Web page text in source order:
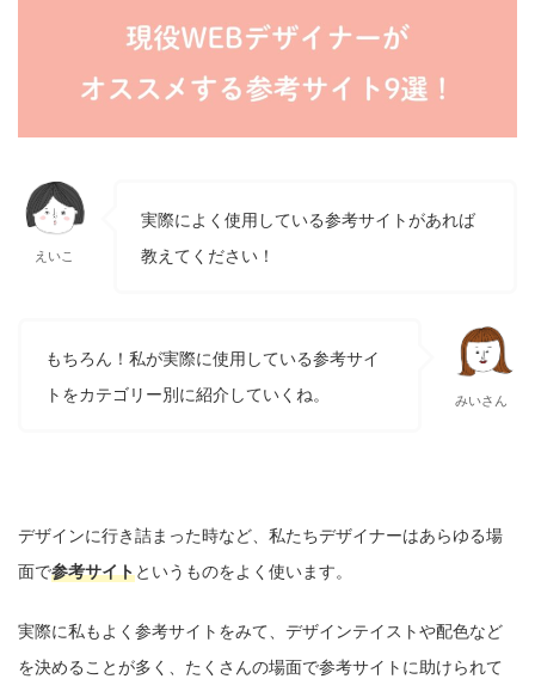
えいこ
実際によく使用している参考サイトがあれば
教えてください！
もちろん！私が実際に使用している参考サイ
トをカテゴリー別に紹介していくね。
みいさん
デザインに行き詰まった時など、私たちデザイナーはあらゆる場
面で参考サイトというものをよく使います。
実際に私もよく参考サイトをみて、デザインテイストや配色など
を決めることが多く、たくさんの場面で参考サイトに助けられて